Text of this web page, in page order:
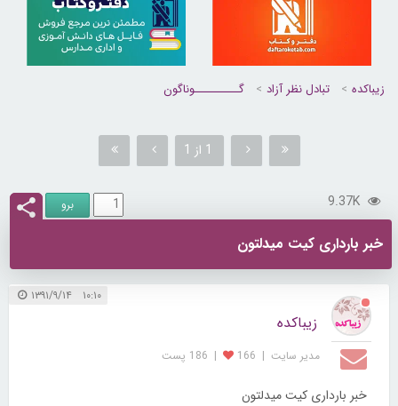
زیباکده تبادل نظر آزاد گــــــــــوناگون
1 از 1
9.37K
خبر بارداری کیت میدلتون
۱۰:۱۰ ۱۳۹۱/۹/۱۴
زیباکده
مدیر سایت |
166
| 186 پست
خبر بارداری کیت میدلتون